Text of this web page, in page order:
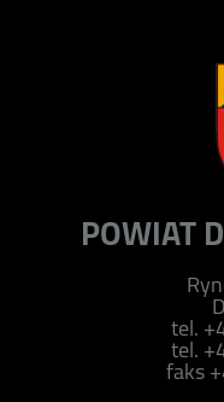
POWIAT
tel.
tel.
faks